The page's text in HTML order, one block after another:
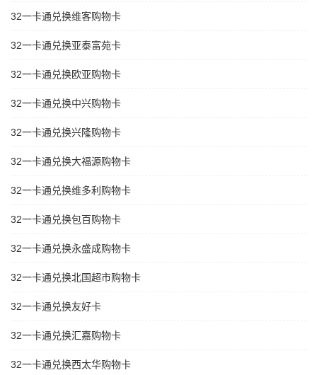
32一卡通兑换维客购物卡
32一卡通兑换亚泰富苑卡
32一卡通兑换欧亚购物卡
32一卡通兑换中兴购物卡
32一卡通兑换兴隆购物卡
32一卡通兑换大福源购物卡
32一卡通兑换维多利购物卡
32一卡通兑换包百购物卡
32一卡通兑换永盛成购物卡
32一卡通兑换北国超市购物卡
32一卡通兑换友好卡
32一卡通兑换汇嘉购物卡
32一卡通兑换西太华购物卡